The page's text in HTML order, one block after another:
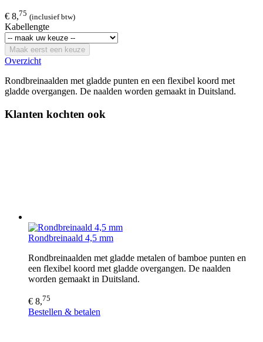
€ 8,75 (inclusief btw)
Kabellengte
Maak eerst een keuze
Overzicht
Rondbreinaalden met gladde punten en een flexibel koord met
gladde overgangen. De naalden worden gemaakt in Duitsland.​
Klanten kochten ook
Rondbreinaald 4,5 mm
Rondbreinaalden met gladde metalen of bamboe punten en
een flexibel koord met gladde overgangen. De naalden
worden gemaakt in Duitsland.​
€ 8,75
Bestellen & betalen